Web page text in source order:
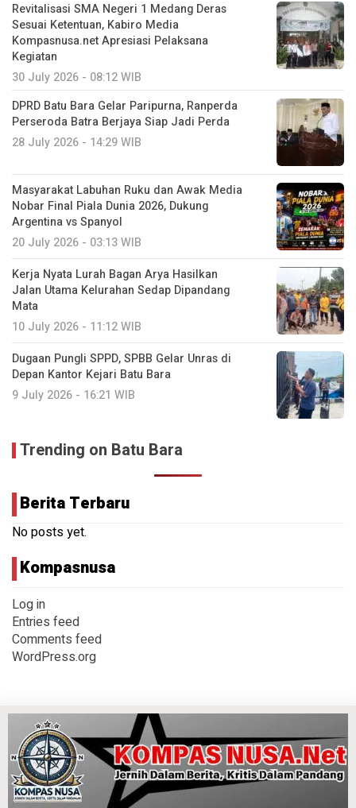
Revitalisasi SMA Negeri 1 Medang Deras
Sesuai Ketentuan, Kabiro Media
Kompasnusa.net Apresiasi Pelaksana
Kegiatan
30 July 2026 - 08:12 WIB
DPRD Batu Bara Gelar Paripurna, Ranperda
Perseroda Batra Berjaya Siap Jadi Perda
28 July 2026 - 14:29 WIB
Masyarakat Labuhan Ruku dan Awak Media
Nobar Final Piala Dunia 2026, Dukung
Argentina vs Spanyol
20 July 2026 - 03:13 WIB
Kerja Nyata Lurah Bagan Arya Hasilkan
Jalan Utama Kelurahan Sedap Dipandang
Mata
10 July 2026 - 11:12 WIB
Dugaan Pungli SPPD, SPBB Gelar Unras di
Depan Kantor Kejari Batu Bara
9 July 2026 - 16:21 WIB
Trending on Batu Bara
Berita Terbaru
No posts yet.
Kompasnusa
Log in
Entries feed
Comments feed
WordPress.org